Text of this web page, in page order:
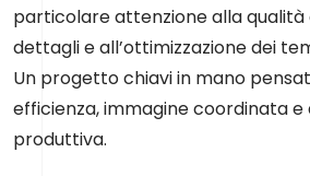
particolare attenzione alla
dettagli e all’ottimizzazione dei
Un progetto chiavi in mano
efficienza, immagine coordinata
produttiva.